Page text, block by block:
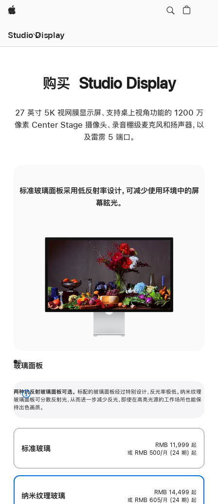
Apple
Studio Display
购买 Studio Display
27 英寸 5K 视网膜显示屏、支持桌上视角功能的 1200 万
像素 Center Stage 摄像头、录音棚级麦克风和扬声器，以
及雷雳 5 端口。
标准玻璃面板采用低反射率设计，可减少使用环境中的屏
幕眩光。
玻璃面板
两种抗反射玻璃面板可选。 标配的玻璃面板经过特别设计，反光率极低。纳米纹理
玻璃面板可分散反射光，从而进一步减少反光，即使在高亮光源的工作场所也能保
持出色画质。
展
开
标准玻璃 RMB 11,999 起
或 RMB 500/月 (24 期) 起
纳米纹理玻璃 RMB 14,499 起
或 RMB 605/月 (24 期) 起